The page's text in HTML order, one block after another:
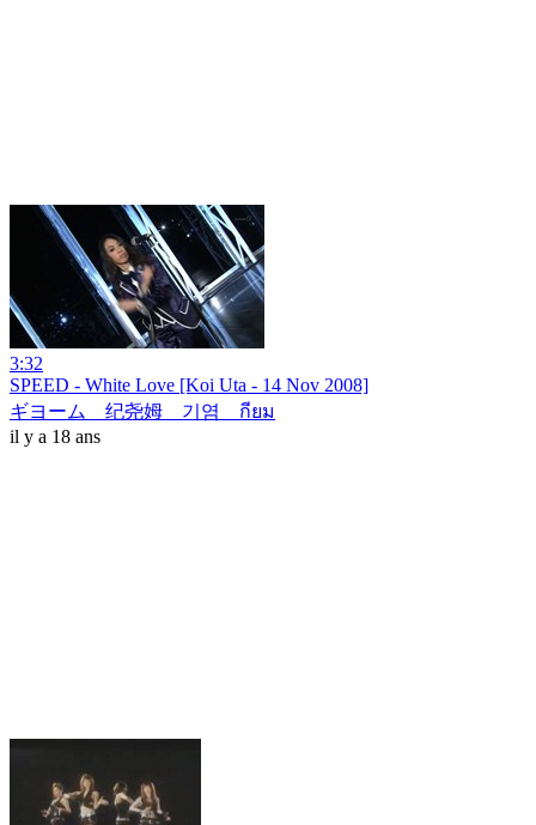
3:32
SPEED - White Love [Koi Uta - 14 Nov 2008]
ギヨーム 纪尧姆 기염 กียม
il y a 18 ans